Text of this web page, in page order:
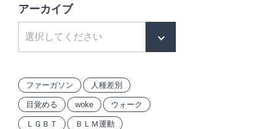
アーカイブ
ファーガソン 人種差別
目覚める woke ウォーク
ＬＧＢＴ ＢＬＭ運動